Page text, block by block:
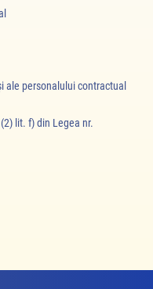
personalului contractual
lit. f) din Legea nr.